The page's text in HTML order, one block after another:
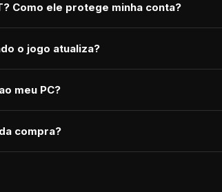
Como ele protege minha conta?
o jogo atualiza?
meu PC?
compra?